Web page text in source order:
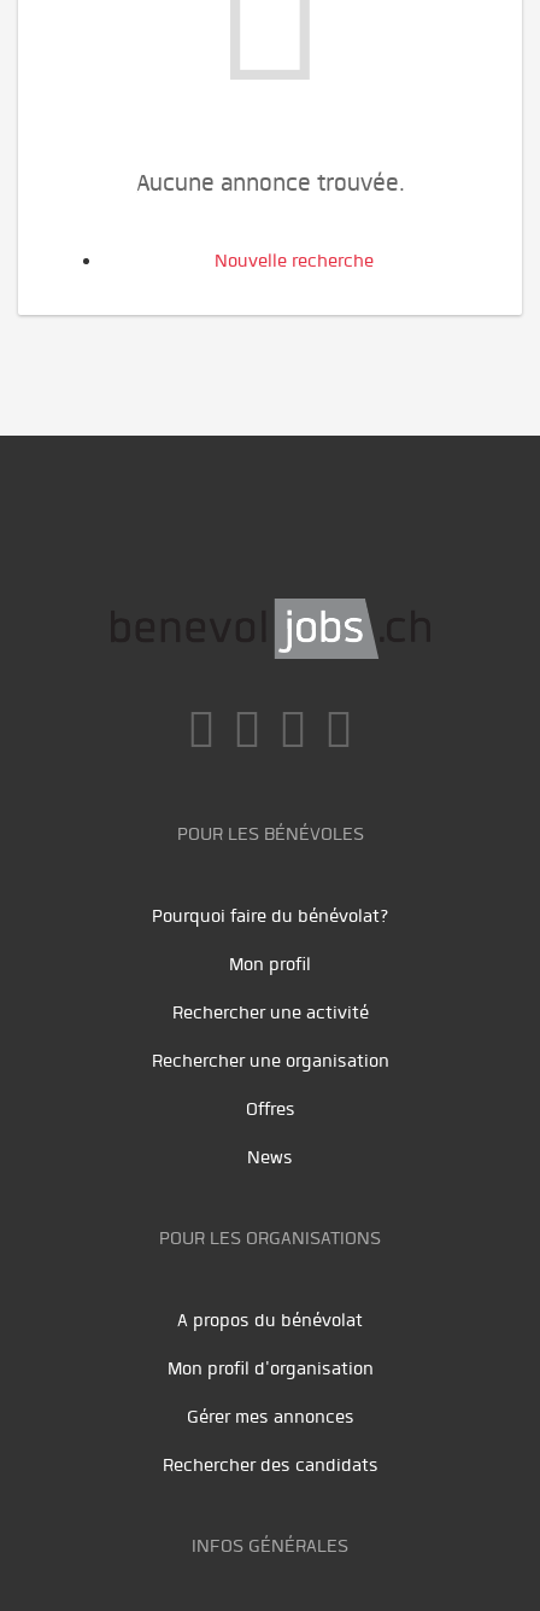
Aucune annonce trouvée.
Nouvelle recherche
POUR LES BÉNÉVOLES
Pourquoi faire du bénévolat?
Mon profil
Rechercher une activité
Rechercher une organisation
Offres
News
POUR LES ORGANISATIONS
A propos du bénévolat
Mon profil d'organisation
Gérer mes annonces
Rechercher des candidats
INFOS GÉNÉRALES